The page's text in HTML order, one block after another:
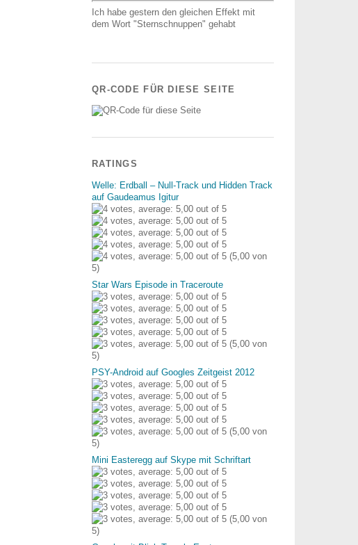
Ich habe gestern den gleichen Effekt mit
dem Wort "Sternschnuppen" gehabt
QR-CODE FÜR DIESE SEITE
RATINGS
Welle: Erdball – Null-Track und Hidden Track
auf Gaudeamus Igitur
(5,00 von
5)
Star Wars Episode in Traceroute
(5,00 von
5)
PSY-Android auf Googles Zeitgeist 2012
(5,00 von
5)
Mini Easteregg auf Skype mit Schriftart
(5,00 von
5)